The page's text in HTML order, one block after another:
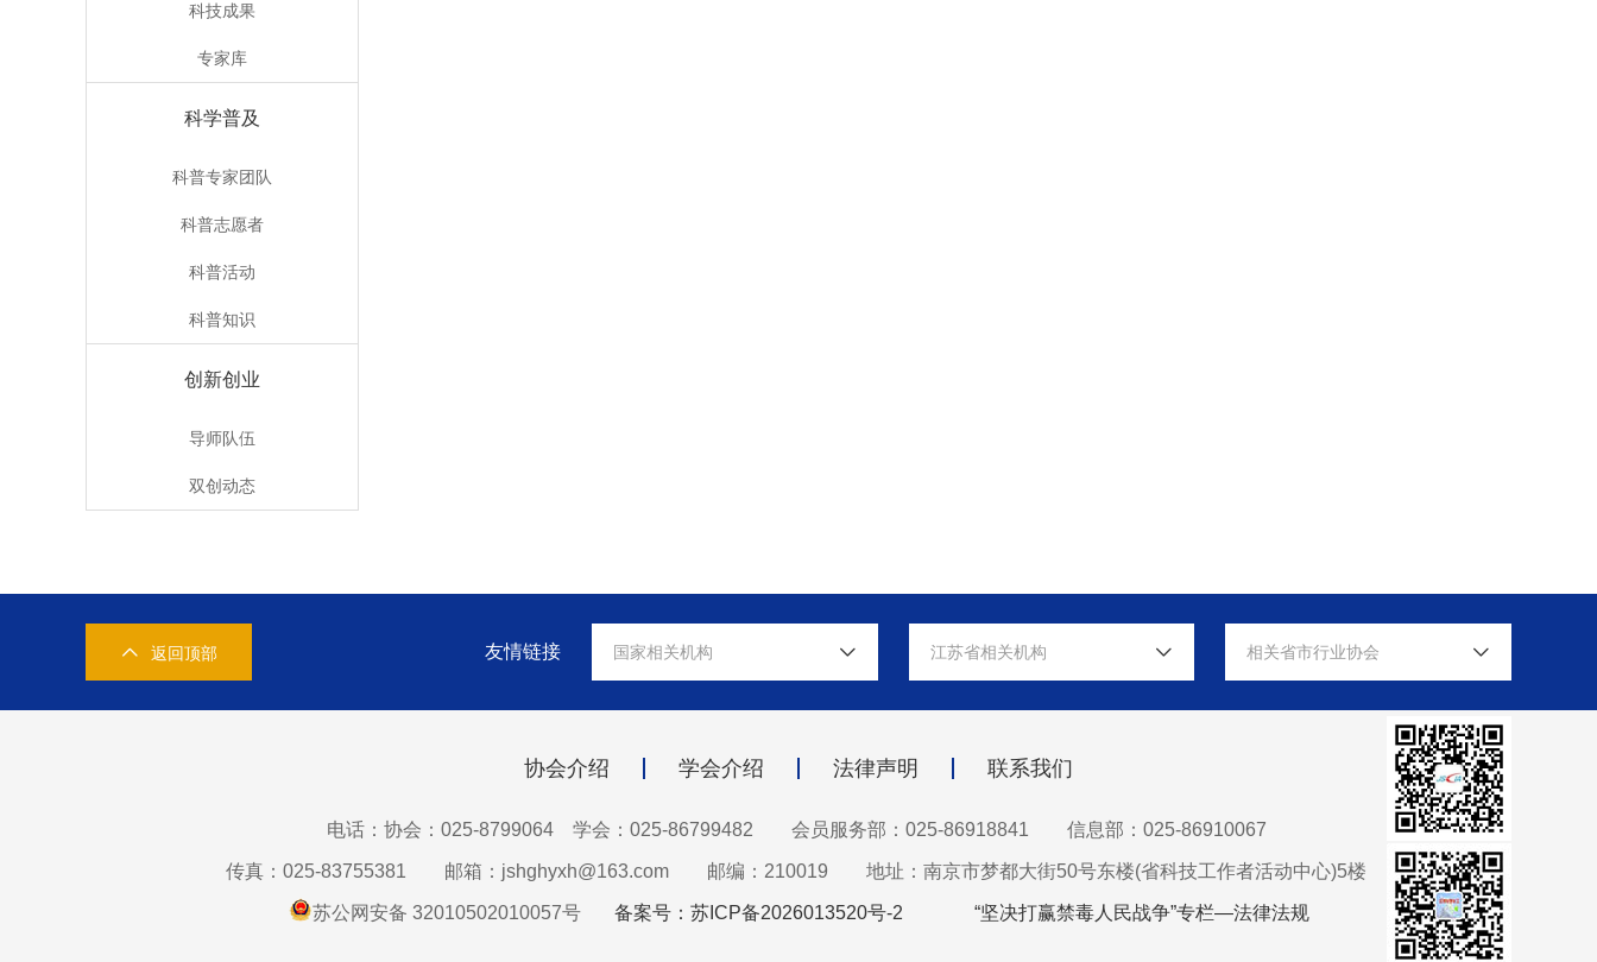
科技成果
专家库
科学普及
科普专家团队
科普志愿者
科普活动
科普知识
创新创业
导师队伍
双创动态
返回顶部 友情链接 国家相关机构 江苏省相关机构 相关省市行业协会
协会介绍 学会介绍 法律声明 联系我们
电话：协会：025-8799064 学会：025-86799482 会员服务部：025-86918841 信息部：025-86910067
传真：025-83755381 邮箱：jshghyxh@163.com 邮编：210019 地址：南京市梦都大街50号东楼(省科技工作者活动中心)5楼
苏公网安备 32010502010057号 备案号：苏ICP备2026013520号-2 “坚决打赢禁毒人民战争”专栏—法律法规